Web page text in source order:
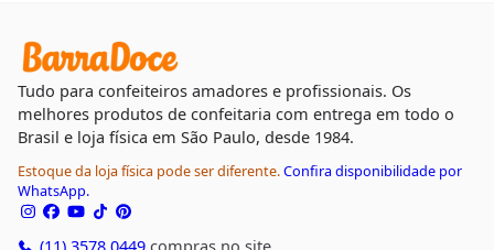
Tudo para confeiteiros amadores e profissionais. Os
melhores produtos de confeitaria com entrega em todo o
Brasil e loja física em São Paulo, desde 1984.
Estoque da loja física pode ser diferente.Confira disponibilidade por
WhatsApp.